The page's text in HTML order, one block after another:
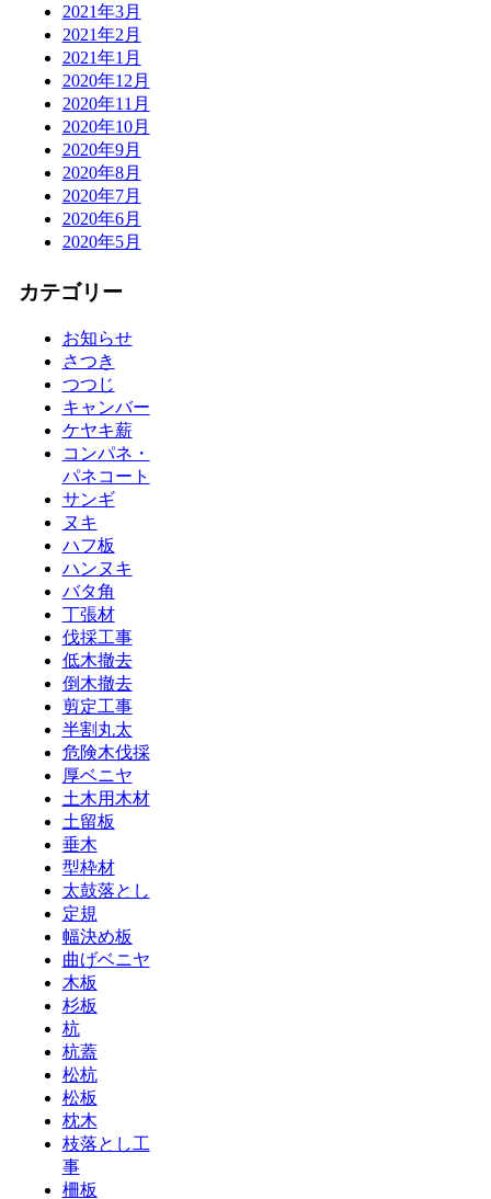
2021年3月
2021年2月
2021年1月
2020年12月
2020年11月
2020年10月
2020年9月
2020年8月
2020年7月
2020年6月
2020年5月
カテゴリー
お知らせ
さつき
つつじ
キャンバー
ケヤキ薪
コンパネ・
パネコート
サンギ
ヌキ
ハフ板
ハンヌキ
バタ角
丁張材
伐採工事
低木撤去
倒木撤去
剪定工事
半割丸太
危険木伐採
厚ベニヤ
土木用木材
土留板
垂木
型枠材
太鼓落とし
定規
幅決め板
曲げベニヤ
木板
杉板
杭
杭蓋
松杭
松板
枕木
枝落とし工
事
柵板